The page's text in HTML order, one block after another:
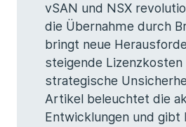
vSAN und NSX
die Übernahme durch
bringt neue
steigende Lizenzkosten
strategische
Artikel beleuchtet die
Entwicklungen und gibt